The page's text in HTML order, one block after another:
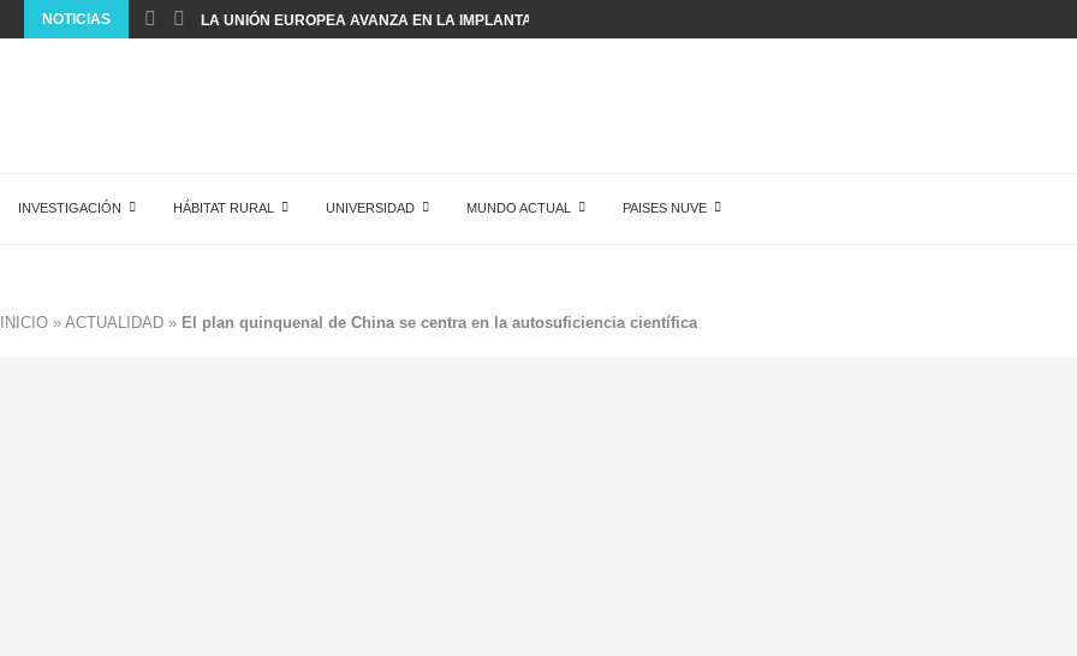
NOTICIAS LA UNIÓN EUROPEA AVANZA EN LA IMPLANTACIÓN DE...
INVESTIGACIÓN HÁBITAT RURAL UNIVERSIDAD MUNDO ACTUAL PAISES NUVE
INICIO » ACTUALIDAD » El plan quinquenal de China se centra en la autosuficiencia científica